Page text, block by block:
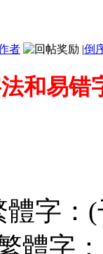
者 |倒
和易错
體字
體字